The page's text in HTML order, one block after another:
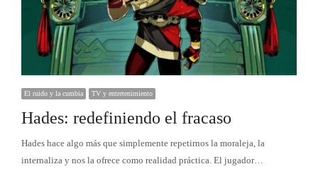
El ruido y la cumbia TV y entretenimiento
Hades: redefiniendo el fracaso
Hades hace algo más que simplemente repetirnos la moraleja, la
internaliza y nos la ofrece como realidad práctica. El jugador…